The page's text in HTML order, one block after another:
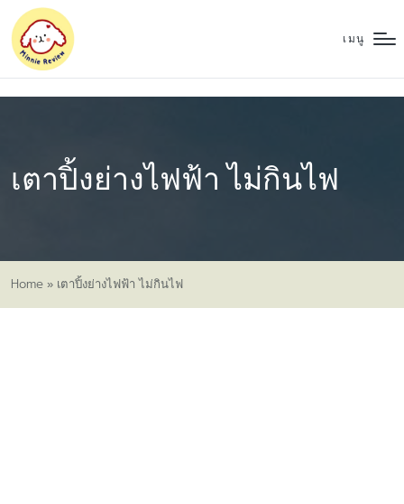
เมนู
เตาปิ้งย่างไฟฟ้า ไม่กินไฟ
Home » เตาปิ้งย่างไฟฟ้า ไม่กินไฟ